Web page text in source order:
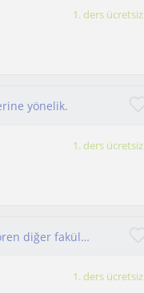
1. ders ücretsiz
yönelik.
1. ders ücretsiz
Derslerim hukuk fakültesi öğrencileri ve hukuk dersleri gören diğer fakültelerin öğrencileri içindir.
1. ders ücretsiz